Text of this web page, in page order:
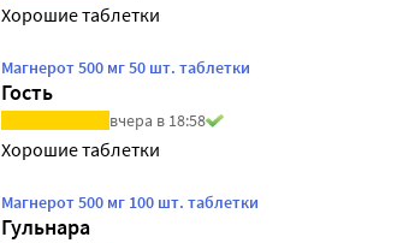
Хорошие таблетки
Магнерот 500 мг 50 шт. таблетки
Гость
вчера в 18:58
Хорошие таблетки
Магнерот 500 мг 100 шт. таблетки
Гульнара